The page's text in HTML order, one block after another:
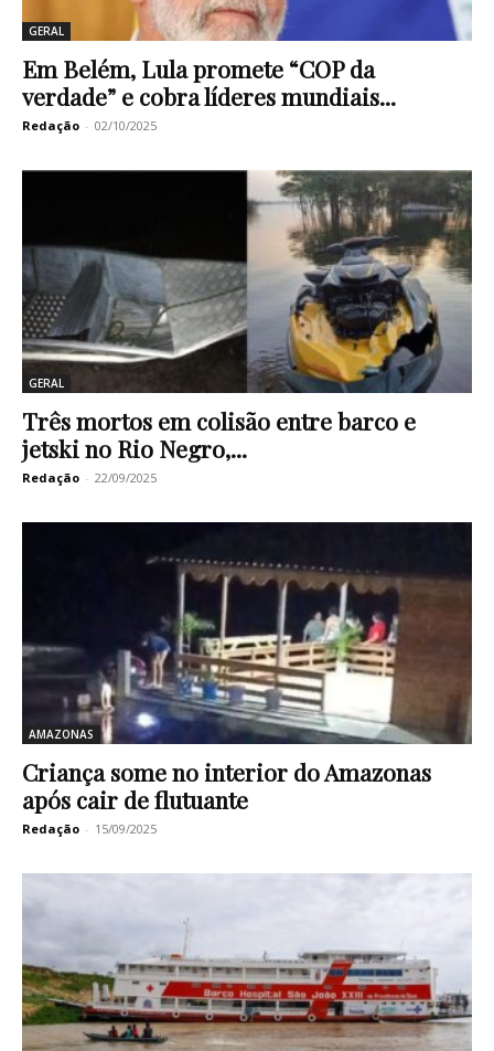
GERAL
Em Belém, Lula promete “COP da
verdade” e cobra líderes mundiais...
Redação - 02/10/2025
GERAL
Três mortos em colisão entre barco e
jetski no Rio Negro,...
Redação - 22/09/2025
AMAZONAS
Criança some no interior do Amazonas
após cair de flutuante
Redação - 15/09/2025